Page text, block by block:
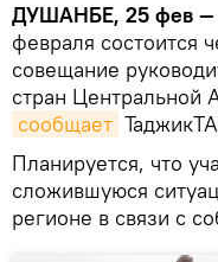
ДУШАНБЕ, 25 фев —
февраля состоится
совещание
стран Центральной
сообщает
Планируется, что
сложившуюся
регионе в связи с